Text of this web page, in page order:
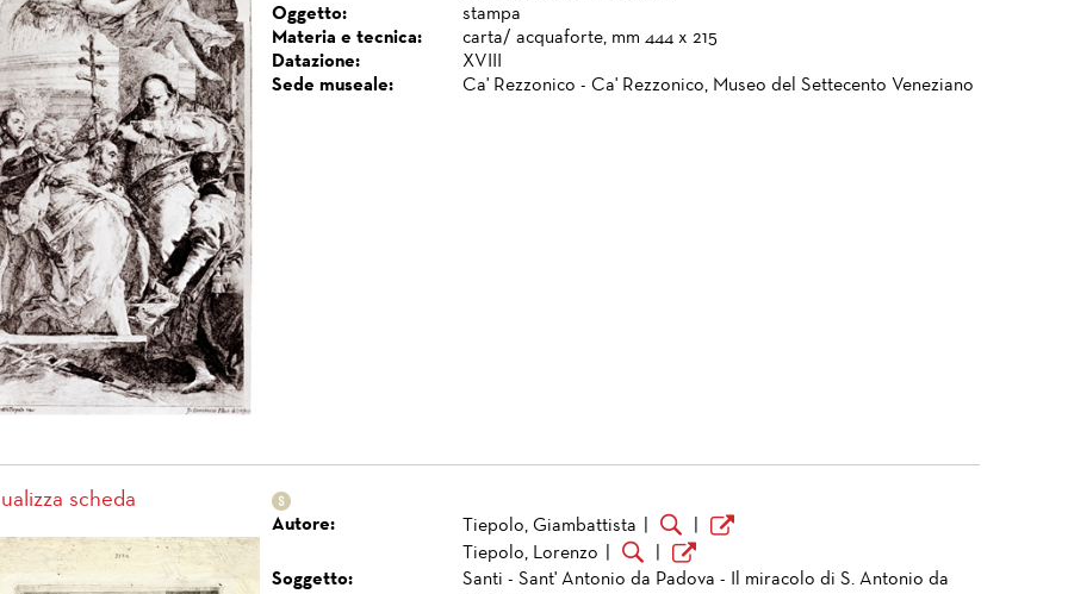
Oggetto:
stampa
Materia e tecnica:
carta/ acquaforte, mm 444 x 215
Datazione:
XVIII
Sede museale:
Ca' Rezzonico - Ca' Rezzonico, Museo del Settecento Veneziano
scheda
Autore: Tiepolo, Giambattista
Tiepolo, Lorenzo
Soggetto:
Santi - Sant' Antonio da Padova - Il miracolo di S. Antonio da